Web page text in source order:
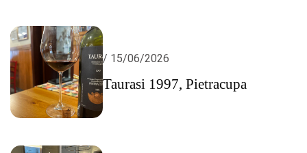
/ 15/06/2026
Taurasi 1997, Pietracupa